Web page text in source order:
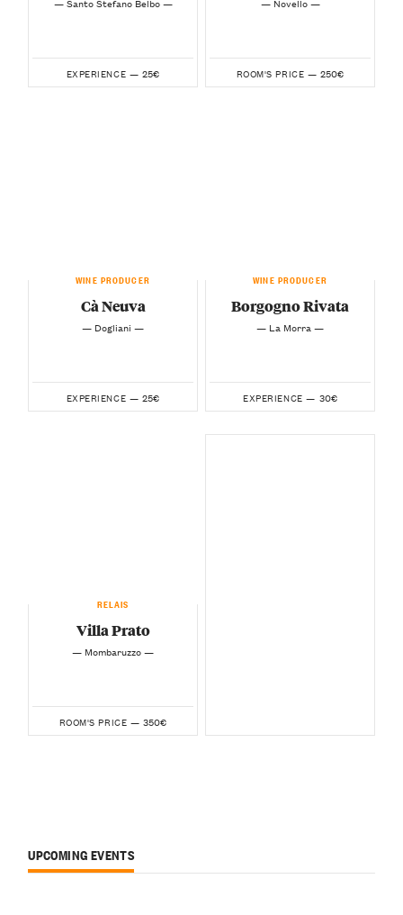
EXPERIENCE — 25€ ROOM'S PRICE — 250€
WINE PRODUCER
Cà Neuva
— Dogliani —
EXPERIENCE — 25€
WINE PRODUCER
Borgogno Rivata
— La Morra —
EXPERIENCE — 30€
RELAIS
Villa Prato
— Mombaruzzo —
ROOM'S PRICE — 350€
UPCOMING EVENTS